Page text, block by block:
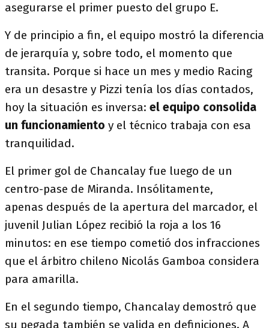
asegurarse el primer puesto del grupo E.
Y de principio a fin, el equipo mostró la diferencia
de jerarquía y, sobre todo, el momento que
transita. Porque si hace un mes y medio Racing
era un desastre y Pizzi tenía los días contados,
hoy la situación es inversa: el equipo consolida
un funcionamiento y el técnico trabaja con esa
tranquilidad.
El primer gol de Chancalay fue luego de un
centro-pase de Miranda. Insólitamente,
apenas después de la apertura del marcador, el
juvenil Julian López recibió la roja a los 16
minutos: en ese tiempo cometió dos infracciones
que el árbitro chileno Nicolás Gamboa considera
para amarilla.
En el segundo tiempo, Chancalay demostró que
su pegada también se valida en definiciones. A